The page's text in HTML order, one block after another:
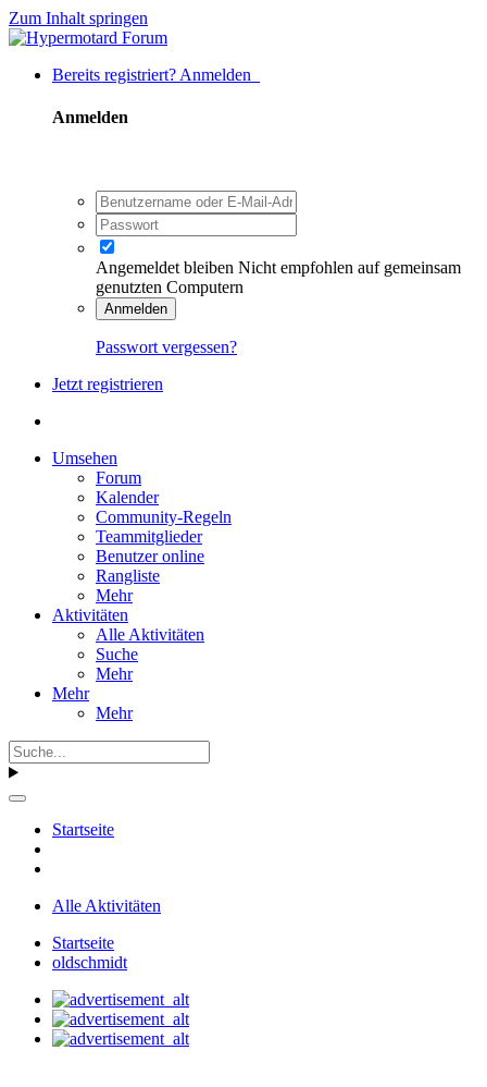
Zum Inhalt springen
Bereits registriert? Anmelden
Anmelden
Angemeldet bleiben Nicht empfohlen auf gemeinsam
genutzten Computern
Anmelden
Passwort vergessen?
Jetzt registrieren
Umsehen
Forum
Kalender
Community-Regeln
Teammitglieder
Benutzer online
Rangliste
Mehr
Aktivitäten
Alle Aktivitäten
Suche
Mehr
Mehr
Mehr
Startseite
Alle Aktivitäten
Startseite
oldschmidt